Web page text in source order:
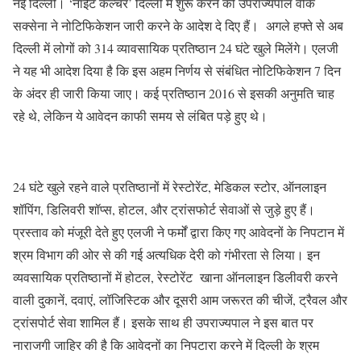
सक्सेना ने नोटिफिकेशन जारी करने के आदेश दे दिए हैं। अगले हफ्ते से अब
दिल्ली में लोगों को 314 व्यावसायिक प्रतिष्ठान 24 घंटे खुले मिलेंगे। एलजी
ने यह भी आदेश दिया है कि इस अहम निर्णय से संबंधित नोटिफिकेशन 7 दिन
के अंदर ही जारी किया जाए। कई प्रतिष्ठान 2016 से इसकी अनुमति चाह
रहे थे, लेकिन ये आवेदन काफी समय से लंबित पड़े हुए थे।
24 घंटे खुले रहने वाले प्रतिष्ठानों में रेस्टोरेंट, मेडिकल स्टोर, ऑनलाइन
शॉपिंग, डिलिवरी शॉप्स, होटल, और ट्रांसफोर्ट सेवाओं से जुड़े हुए हैं।
प्रस्ताव को मंजूरी देते हुए एलजी ने फर्मों द्वारा किए गए आवेदनों के निपटान में
श्रम विभाग की ओर से की गई अत्यधिक देरी को गंभीरता से लिया। इन
व्यवसायिक प्रतिष्ठानों में होटल, रेस्टोरेंट खाना ऑनलाइन डिलीवरी करने
वाली दुकानें, दवाएं, लॉजिस्टिक और दूसरी आम जरूरत की चीजें, ट्रैवल और
ट्रांसपोर्ट सेवा शामिल हैं। इसके साथ ही उपराज्यपाल ने इस बात पर
नाराजगी जाहिर की है कि आवेदनों का निपटारा करने में दिल्ली के श्रम